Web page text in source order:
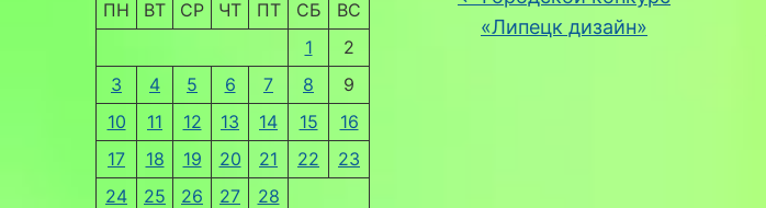
ПН ВТ СР ЧТ ПТ СБ
ВС
1
2
3
4 5 6 7 8
9
10
11 12 13 14 15
16
17
18 19 20 21 22
23
24
25 26 27 28
«Липецк дизайн»